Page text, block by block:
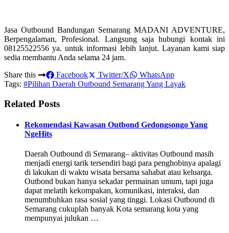
Jasa Outbound Bandungan Semarang MADANI ADVENTURE,
Berpengalaman, Profesional. Langsung saja hubungi kontak ini
08125522556 ya. untuk informasi lebih lanjut. Layanan kami siap
sedia membantu Anda selama 24 jam.
Share this
Facebook Twitter/X
WhatsApp
Tags: #Pilihan Daerah Outbound Semarang Yang Layak
Related Posts
Rekomendasi Kawasan Outbond Gedongsongo Yang
NgeHits
Daerah Outbound di Semarang– aktivitas Outbound masih
menjadi energi tarik tersendiri bagi para penghobinya apalagi
di lakukan di waktu wisata bersama sahabat atau keluarga.
Outbond bukan hanya sekadar permainan umum, tapi juga
dapat melatih kekompakan, komunikasi, interaksi, dan
menumbuhkan rasa sosial yang tinggi. Lokasi Outbound di
Semarang cukuplah banyak Kota semarang kota yang
mempunyai julukan …